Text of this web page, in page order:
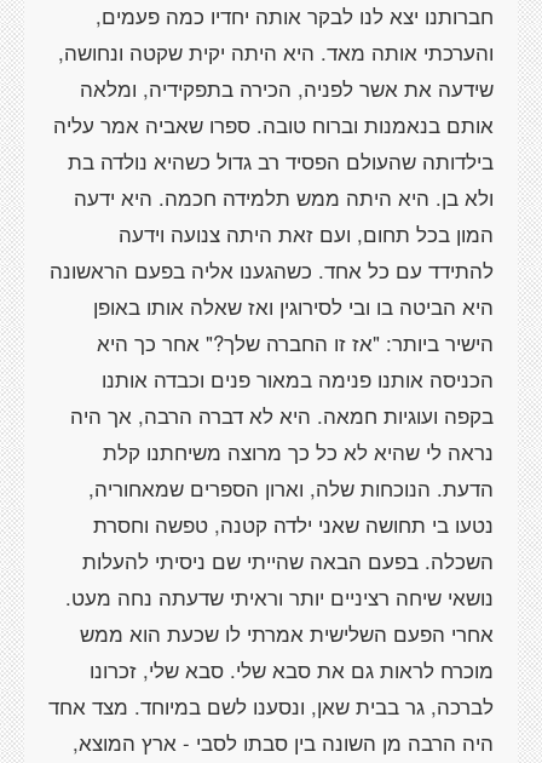
חברותנו יצא לנו לבקר אותה יחדיו כמה פעמים,
והערכתי אותה מאד. היא היתה יקית שקטה ונחושה,
שידעה את אשר לפניה, הכירה בתפקידיה, ומלאה
אותם בנאמנות וברוח טובה. ספרו שאביה אמר עליה
בילדותה שהעולם הפסיד רב גדול כשהיא נולדה בת
ולא בן. היא היתה ממש תלמידה חכמה. היא ידעה
המון בכל תחום, ועם זאת היתה צנועה וידעה
להתידד עם כל אחד. כשהגענו אליה בפעם הראשונה
היא הביטה בו ובי לסירוגין ואז שאלה אותו באופן
הישיר ביותר: "אז זו החברה שלך?" אחר כך היא
הכניסה אותנו פנימה במאור פנים וכבדה אותנו
בקפה ועוגיות חמאה. היא לא דברה הרבה, אך היה
נראה לי שהיא לא כל כך מרוצה משיחתנו קלת
הדעת. הנוכחות שלה, וארון הספרים שמאחוריה,
נטעו בי תחושה שאני ילדה קטנה, טפשה וחסרת
השכלה. בפעם הבאה שהייתי שם ניסיתי להעלות
נושאי שיחה רציניים יותר וראיתי שדעתה נחה מעט.
אחרי הפעם השלישית אמרתי לו שכעת הוא ממש
מוכרח לראות גם את סבא שלי. סבא שלי, זכרונו
לברכה, גר בבית שאן, ונסענו לשם במיוחד. מצד אחד
היה הרבה מן השונה בין סבתו לסבי - ארץ המוצא,